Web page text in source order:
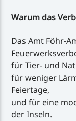
Warum das
Das Amt Föhr-
für Tier- und
für weniger
Feiertage,
und für eine
der Inseln.